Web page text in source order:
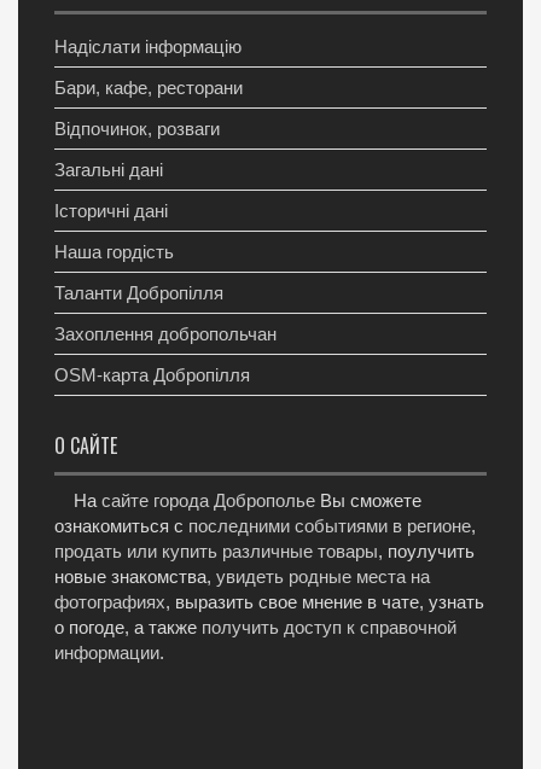
Надіслати інформацію
Бари, кафе, ресторани
Відпочинок, розваги
Загальні дані
Історичні дані
Наша гордість
Таланти Добропілля
Захоплення добропольчан
OSM-карта Добропілля
О САЙТЕ
На сайте города Доброполье Вы сможете
ознакомиться с последними событиями в регионе,
продать или купить различные товары, поулучить
новые знакомства, увидеть родные места на
фотографиях, выразить свое мнение в чате, узнать
о погоде, а также получить доступ к справочной
информации.